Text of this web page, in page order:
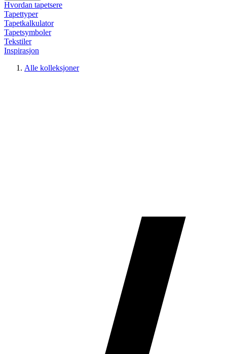
Hvordan tapetsere
Tapettyper
Tapetkalkulator
Tapetsymboler
Tekstiler
Inspirasjon
Alle kolleksjoner